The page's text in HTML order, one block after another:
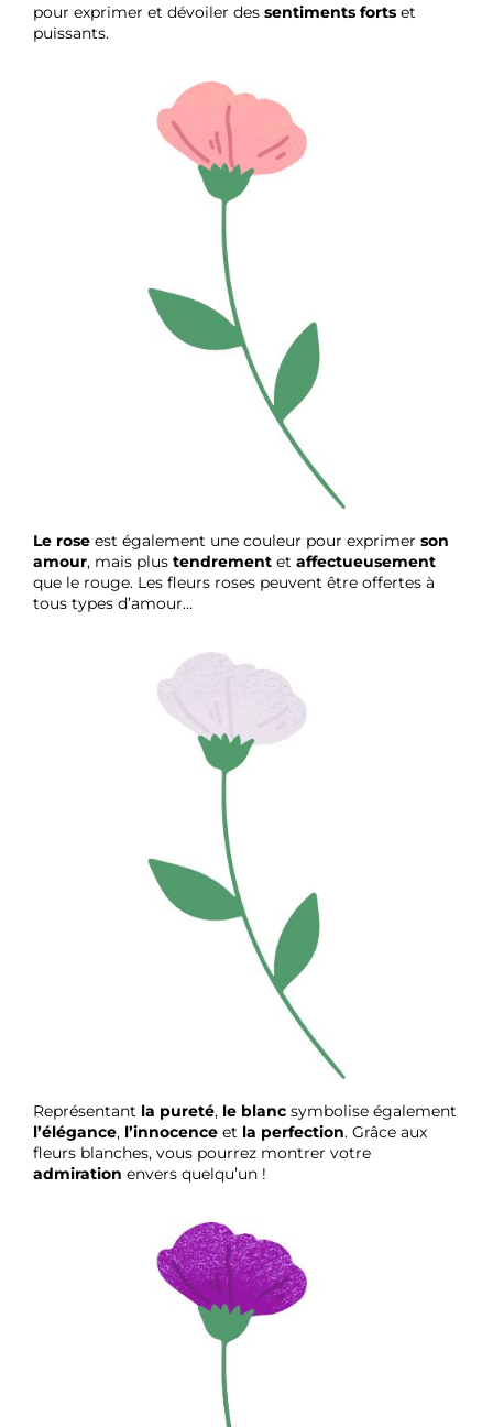
pour exprimer et dévoiler des sentiments forts et
puissants.
Le rose est également une couleur pour exprimer son
amour, mais plus tendrement et affectueusement
que le rouge. Les fleurs roses peuvent être offertes à
tous types d’amour…
Représentant la pureté, le blanc symbolise également
l’élégance, l’innocence et la perfection. Grâce aux
fleurs blanches, vous pourrez montrer votre
admiration envers quelqu’un !